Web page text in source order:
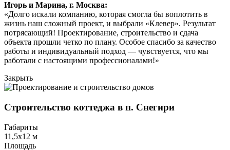
Игорь и Марина, г. Москва:
«Долго искали компанию, которая смогла бы воплотить в
жизнь наш сложный проект, и выбрали «Клевер». Результат
потрясающий! Проектирование, строительство и сдача
объекта прошли четко по плану. Особое спасибо за качество
работы и индивидуальный подход — чувствуется, что мы
работали с настоящими профессионалами!»
Закрыть
Строительство коттеджа в п. Снегири
Габариты
11,5х12 м
Площадь